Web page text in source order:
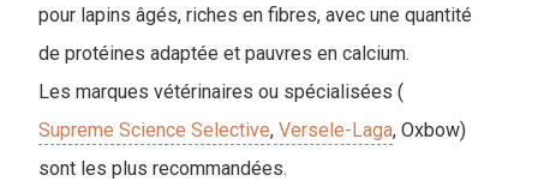
pour lapins âgés, riches en fibres, avec une quantité
de protéines adaptée et pauvres en calcium.
Les marques vétérinaires ou spécialisées (
Supreme Science Selective, Versele-Laga, Oxbow)
sont les plus recommandées.